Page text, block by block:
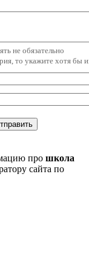
не обязательно
то укажите хотя бы
про школа
сайта по